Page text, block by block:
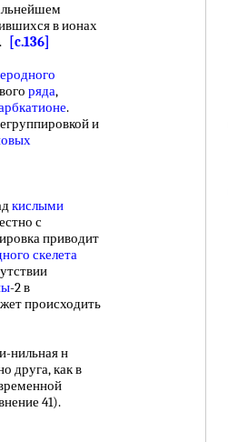
в ионах
[c.136]
ряда,
.
и
кислыми
с
приводит
скелета
-2 в
происходить
нильная н
друга, как в
41).